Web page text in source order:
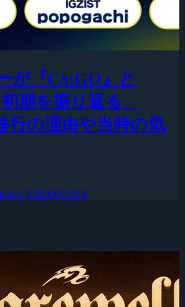
が『CS:GO』と
期を振り返る、
行の理由や当時の気
VALORANT